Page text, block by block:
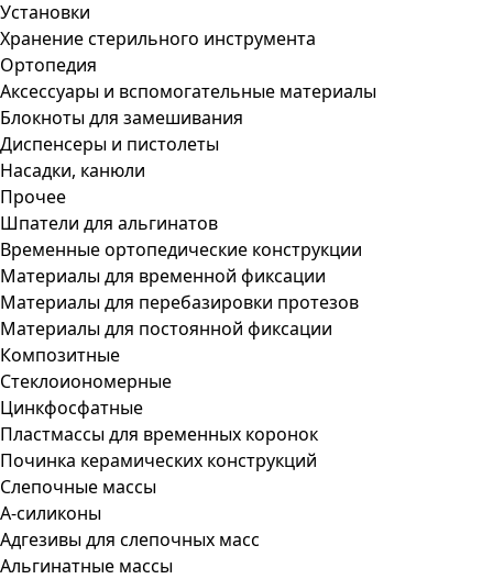
Установки
Хранение стерильного инструмента
Ортопедия
Аксессуары и вспомогательные материалы
Блокноты для замешивания
Диспенсеры и пистолеты
Насадки, канюли
Прочее
Шпатели для альгинатов
Временные ортопедические конструкции
Материалы для временной фиксации
Материалы для перебазировки протезов
Материалы для постоянной фиксации
Композитные
Стеклоиономерные
Цинкфосфатные
Пластмассы для временных коронок
Починка керамических конструкций
Слепочные массы
А-силиконы
Адгезивы для слепочных масс
Альгинатные массы